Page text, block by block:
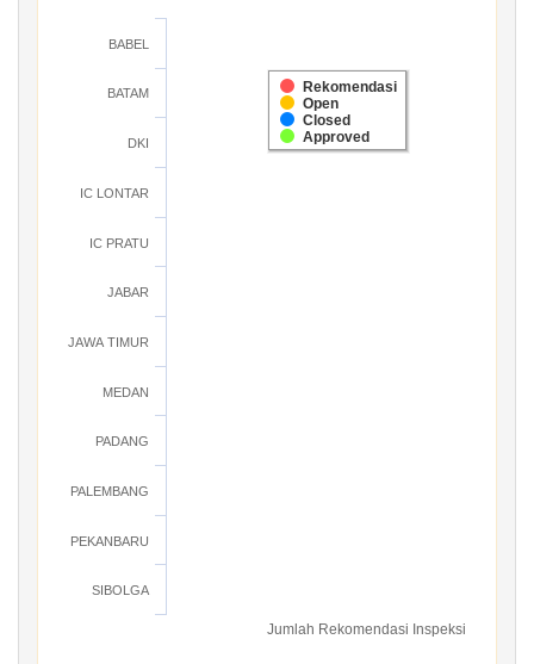
Jumlah Rekomendasi Inspeksi
Rekomendasi
Open
Closed
Approved
BABEL
BATAM
DKI
IC LONTAR
IC PRATU
JABAR
JAWA TIMUR
MEDAN
PADANG
PALEMBANG
PEKANBARU
SIBOLGA